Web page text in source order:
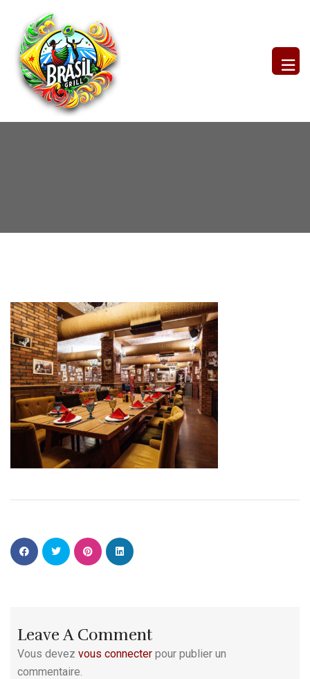
Leave A Comment
Vous devez vous connecter pour publier un
commentaire.